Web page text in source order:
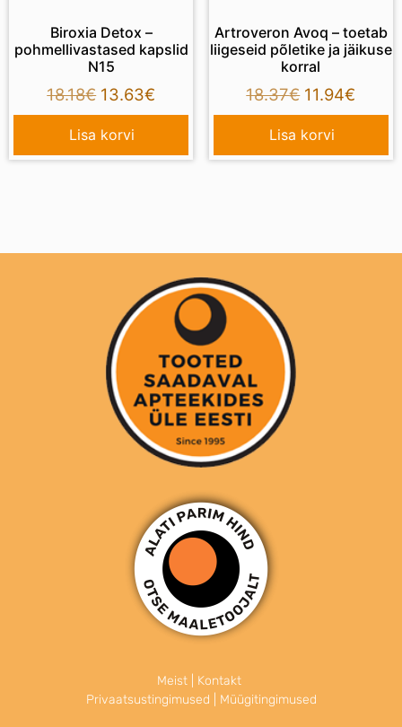
Biroxia Detox –
pohmellivastased kapslid
N15
18.18€ 13.63€
Lisa korvi
Artroveron Avoq – toetab
liigeseid põletike ja jäikuse
korral
18.37€ 11.94€
Lisa korvi
Meist
Kontakt
Privaatsustingimused
Müügitingimused